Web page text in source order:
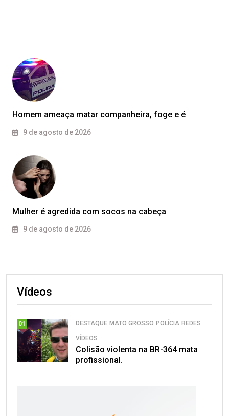
Homem ameaça matar companheira, foge e é
9 de agosto de 2026
Mulher é agredida com socos na cabeça
9 de agosto de 2026
Vídeos
01 DESTAQUE MATO GROSSO POLÍCIA REDES
VÍDEOS
Colisão violenta na BR-364 mata
profissional.